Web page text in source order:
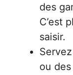
des
C’est
saisir.
ou